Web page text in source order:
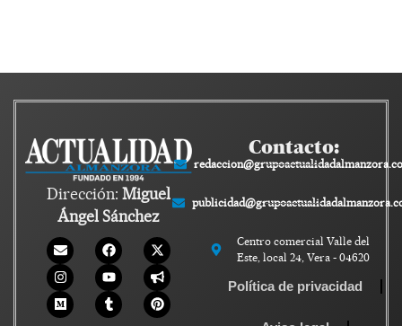
Dirección: Miguel
Ángel Sánchez
Contacto:
Centro comercial Valle del
Este, local 24, Vera - 04620
Política de privacidad